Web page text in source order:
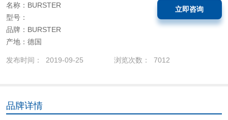
名称：BURSTER
型号：
品牌：BURSTER
产地：德国
立即咨询
发布时间： 2019-09-25 浏览次数： 7012
品牌详情